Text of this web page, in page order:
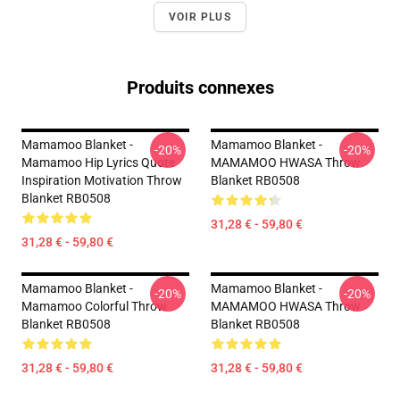
VOIR PLUS
Produits connexes
Mamamoo Blanket -
Mamamoo Hip Lyrics Quote
Inspiration Motivation Throw
Blanket RB0508
31,28 € - 59,80 €
-20%
Mamamoo Blanket -
MAMAMOO HWASA Throw
Blanket RB0508
31,28 € - 59,80 €
-20%
Mamamoo Blanket -
Mamamoo Colorful Throw
Blanket RB0508
31,28 € - 59,80 €
-20%
Mamamoo Blanket -
MAMAMOO HWASA Throw
Blanket RB0508
31,28 € - 59,80 €
-20%